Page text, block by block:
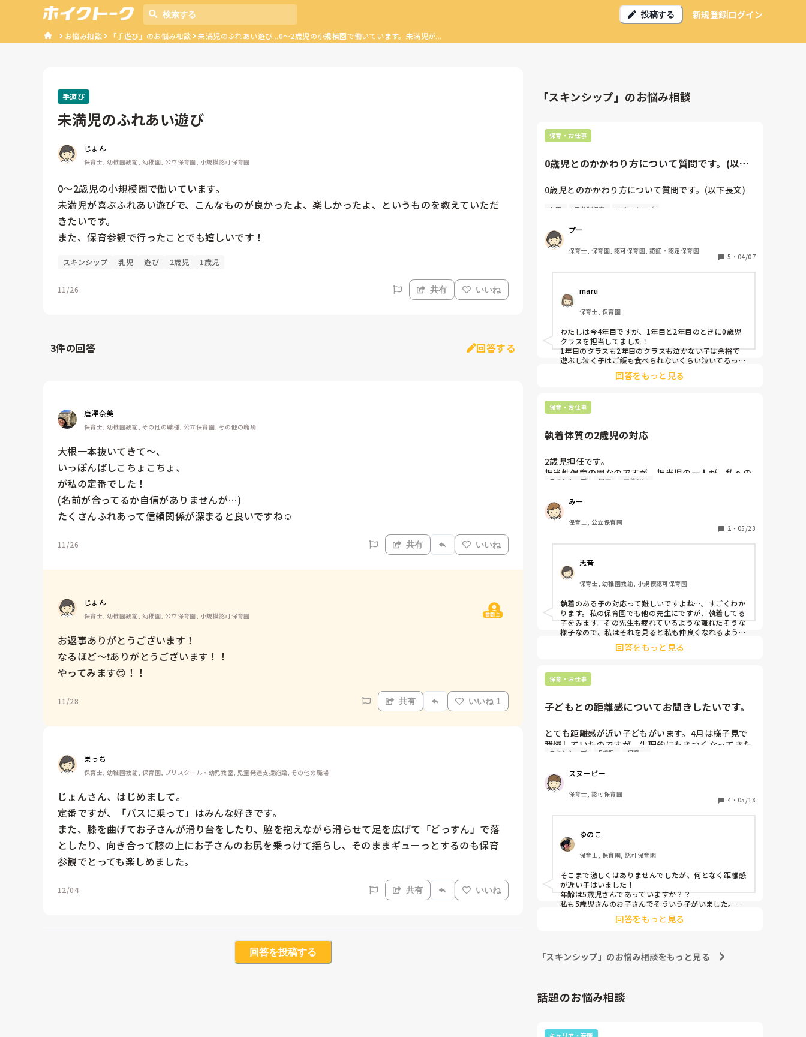
投稿する 新規登録ログイン
お悩み相談 「手遊び」のお悩み相談 未満児のふれあい遊び...0〜2歳児の小規模園で働いています。未満児が...
手遊び
未満児のふれあい遊び
じょん
保育士, 幼稚園教諭, 幼稚園, 公立保育園, 小規模認可保育園
0〜2歳児の小規模園で働いています。
未満児が喜ぶふれあい遊びで、こんなものが良かったよ、楽しかったよ、というものを教えていただ
きたいです。
また、保育参観で行ったことでも嬉しいです！
スキンシップ 乳児 遊び 2歳児 1歳児
11/26 共有 いいね
3件の回答 回答する
唐澤奈美
保育士, 幼稚園教諭, その他の職種, 公立保育園, その他の職場
大根一本抜いてきて〜、
いっぽんばしこちょこちょ、
が私の定番でした！
(名前が合ってるか自信がありませんが…)
たくさんふれあって信頼関係が深まると良いですね☺️
11/26 共有 いいね
じょん
保育士, 幼稚園教諭, 幼稚園, 公立保育園, 小規模認可保育園 質問主
お返事ありがとうございます！
なるほど〜❗️ありがとうございます！！
やってみます😍！！
11/28 共有 いいね 1
まっち
保育士, 幼稚園教諭, 保育園, プリスクール・幼児教室, 児童発達支援施設, その他の職場
じょんさん、はじめまして。
定番ですが、「バスに乗って」はみんな好きです。
また、膝を曲げてお子さんが滑り台をしたり、脇を抱えながら滑らせて足を広げて「どっすん」で落
としたり、向き合って膝の上にお子さんのお尻を乗っけて揺らし、そのままギューっとするのも保育
参観でとっても楽しめました。
12/04 共有 いいね
回答を投稿する
「スキンシップ」のお悩み相談
保育・お仕事
0歳児とのかかわり方について質問です。(以下
0歳児とのかかわり方について質問です。(以下長文)
新卒で今月から0歳児クラスの担任をしています。担
が、担当児とのかかわりに悩んでいます。担当児Aは
保護者と別れてすぐは泣くものの「悲しいよね、さみ
しいね」など気持ちに共感するような声掛けをすると
段々と落ち着き、笑顔で遊びを楽しんでいます。しか
て、「たくさん泣いていいんだよ、さみしいよね。で
も必ずママはお迎えに来るからね」など声かけをしな
がら頭を撫でたり背中をさすり、子どもの好きな玩具
を近くに置き遊んで見せているのですが全く泣き止ま
ず、抱っこをしようとすると更に泣き声がひどくなり
とても暴れます。それでもめげずに声掛けをし続けな
がら手を握ったり膝の上に乗せたりスキンシップを取
っているのですが、何をしても泣かれてしまい、この
先きちんと信頼関係を築けていけるのかとても不安で
育士なら誰もが通る道だから大丈夫！と励まして下さ
いましたが、自分の声掛けは間違っているのではない
か、保育士には向いていないのではないか、など色々
と考えてしまいます…。みなさんは0歳児と信頼関係
共感 担当制保育 スキンシップ
プー
保育士, 保育園, 認可保育園, 認証・認定保育園
5 ・ 04/07
maru
保育士, 保育園
わたしは今4年目ですが、1年目と2年目のときに0歳児
クラスを担当してました！
1年目のクラスも2年目のクラスも泣かない子は余裕で
遊ぶし泣く子はご飯も食べられないくらい泣いてるって
感じでした。泣く子の中にはプー先生が言っているよう
に抱っこを嫌がる子、スキンシップを嫌がる子、座らせ
子、外に出るのを嫌がる子、汚れるのを嫌がる子…など
などいろんな子がいました。
らしたりしてなんとか気を紛らわそうとしてました。で
が泣きそうでした(笑)
わたしの1番印象に残ってる子で、1年目に見た子なん
ですけど、わたしに抱っこされるのも触られるのも近く
るなーって思ったまま進級しちゃって、今その子3歳児
さんなんですけど、今はわたしのこと大好きなんですっ
て(笑)本人は赤ちゃんの時も好きだったよって言ってま
すけど、どうだかなと思いながら聞いています(笑)
何が言いたいかと言いますと、今0歳児に関わってる時
のためになってます！プー先生の声かけもかかわりもそ
の子に届いてなさそうで実はちょっとだけ届いてて、そ
れがこの1年で積もっていくんだと思うんですよね。
0歳児はすぐに成果が見られない分しんどいところがあ
るんですが、プー先生の声かけとかかかわりがその子の
今後を作っていると思って自信を持ってください！
ながながと失礼いたしました！
何かしら気持ちが楽になってもらえると嬉しいです！
回答をもっと見る
保育・お仕事
執着体質の2歳児の対応
2歳児担任です。
担当性保育の園なのですが、担当児の一人が、私への
執着がすごいです。
わたしのそばにいたり、スキンシップを図ろうとしま
す。私が他の子を抱っこしていると、「わたしもだっ
こ！」と言って抱っこするまでしつこく追いかけてき
ます。特に困るのは寝かしつけで、私がそばにいって
続けます。そのわりに私がついても身体が動いて一向
に寝る気配はなし。他の担任も、「みー先生来てくれ
るから待ってようね」など声かけしてくださいます
が、効果なしです。
場面の切り替え時や、友だちが嫌がっているのにやり
続けるなど、構ってほしくてわざとダメなことを繰り
返します。(トイレの時にわざと遠くまで走るなど)
トイレの時はできるだけ個別、あるいは2対1くらいで
じっくり関われるように意識しています。
情不足な感じはしません。
先日その子に特に意識して関わると、いい方向に様子
が変わっていましたが、他にも４人担当児がおり、毎
日その子にフォーカス当てるのは難しいです。
スキンシップ 家庭 言葉かけ
みー
保育士, 公立保育園
2 ・ 05/23
志音
保育士, 幼稚園教諭, 小規模認可保育園
執着のある子の対応って難しいですよね…。すごくわか
ります。私の保育園でも他の先生にですが、執着してる
子をみます。その先生も疲れているような離れたそうな
様子なので、私はそれを見ると私も仲良くなれるように
と思い、助けるようにしています。周りの先生にも悩み
を打ち明けて助けてもらうようにじゃないですが、、、
回答をもっと見る
保育・お仕事
子どもとの距離感についてお聞きしたいです。
とても距離感が近い子どもがいます。4月は様子見で
我慢していたのですが、生理的にもきつくなってきた
為、何か対策はないかと…。
・密着したうえで顔をじっと見つめてくる
・ほかの子たちとは明らかに違う触り方をしてくる
4月中は気にならなかったのですが、今月はお友だち
と、お友だちに抱きついたまま、腕や脚に何度も口付
けをする姿もありました。お友だちも嫌がっていたの
で、「お友だちが大好きなのは分かる。でもそういう
のは本当に大事な人にしよう。パパやママ、お家の人
ね。」と話をしました。
何かが足りていないのか。本当に距離感が取れないだ
スキンシップ 5歳児 保育士
スヌーピー
保育士, 認可保育園
4 ・ 05/18
ゆのこ
保育士, 保育園, 認可保育園
そこまで激しくはありませんでしたが、何となく距離感
が近い子はいました！
年齢は5歳児さんであっていますか？？
私も5歳児さんのお子さんでそういう子がいました。本
人にも悪気はなくて対応に悩みましたが、、、パーソナ
ルスペースについての絵本があったのでそれを読んであ
うことを伝えてこれくらいの距離感がいいよとそれとな
くその都度伝えていると少しずつ解消できました！
もしかしたら、家庭や環境によるものもあるかもしれな
いので、気を遣う問題だとは思いますが、解決できるこ
回答をもっと見る
「スキンシップ」のお悩み相談をもっと見る
話題のお悩み相談